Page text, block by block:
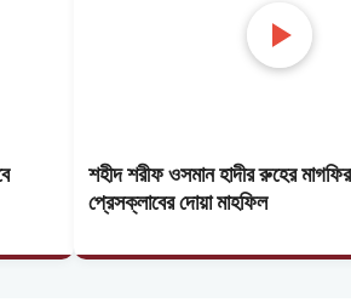
শহীদ শরীফ ওসমান হাদীর রুহের
প্রেসক্লাবের দোয়া মাহফিল